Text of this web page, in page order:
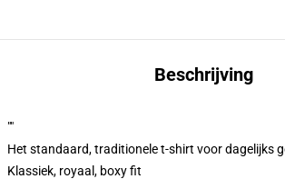
Beschrijving
""
Het standaard, traditionele t-shirt voor dagelijks
Klassiek, royaal, boxy fit